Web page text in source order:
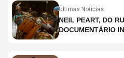
Últimas Notícias
NEIL PEART, DO
DOCUMENTÁRIO